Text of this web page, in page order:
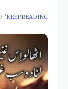
KEEP READING